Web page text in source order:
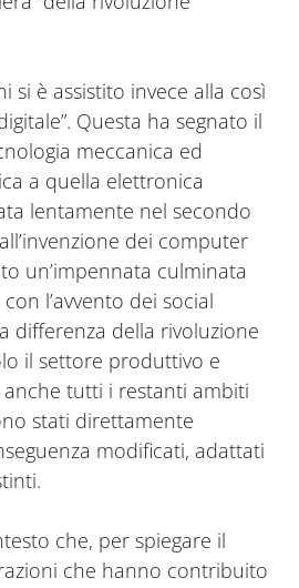
si è assistito invece alla così
Questa ha segnato il
meccanica ed
a quella elettronica
lentamente nel secondo
dei computer
un’impennata culminata
l’avvento dei social
differenza della rivoluzione
il settore produttivo e
tutti i restanti ambiti
stati direttamente
modificati, adattati
che, per spiegare il
che hanno contribuito